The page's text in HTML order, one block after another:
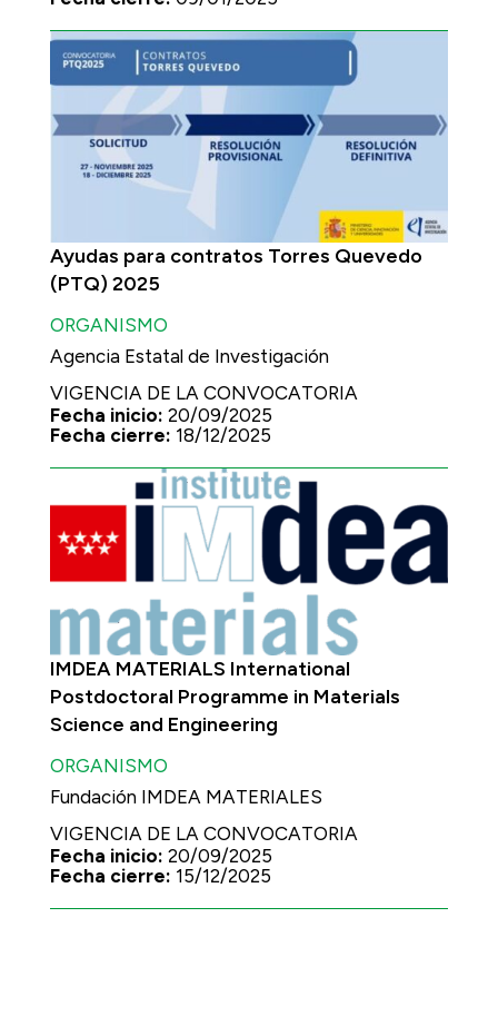
Ayudas para contratos Torres Quevedo
(PTQ) 2025
ORGANISMO
Agencia Estatal de Investigación
VIGENCIA DE LA CONVOCATORIA
Fecha inicio: 20/09/2025
Fecha cierre: 18/12/2025
IMDEA MATERIALS International
Postdoctoral Programme in Materials
Science and Engineering
ORGANISMO
Fundación IMDEA MATERIALES
VIGENCIA DE LA CONVOCATORIA
Fecha inicio: 20/09/2025
Fecha cierre: 15/12/2025